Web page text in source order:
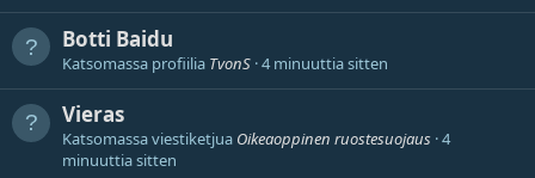
Botti Baidu
Katsomassa profiilia TvonS 4 minuuttia sitten
Vieras
Katsomassa viestiketjua Oikeaoppinen ruostesuojaus 4
minuuttia sitten